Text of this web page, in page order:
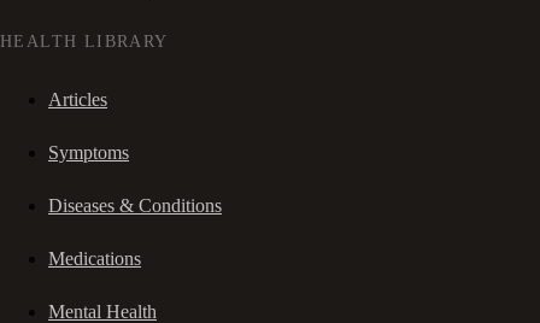
HEALTH LIBRARY
Articles
Symptoms
Diseases & Conditions
Medications
Mental Health